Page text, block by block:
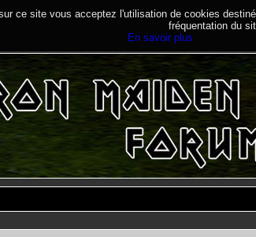
ce site vous acceptez l'utilisation de cookies
fréquentation du
En savoir plus